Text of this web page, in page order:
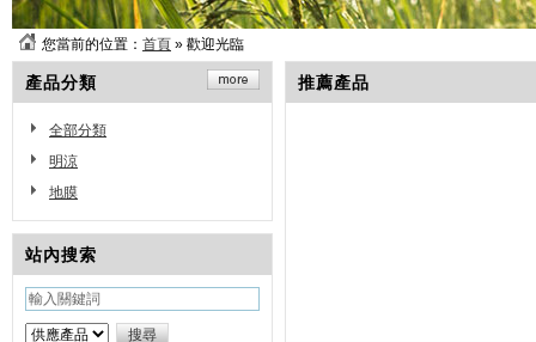
您當前的位置： 首頁 » 歡迎光臨
產品分類
全部分類
明涼
地膜
站內搜索
推薦產品